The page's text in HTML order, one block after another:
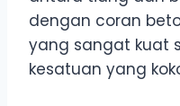
dengan coran
yang sangat kuat
kesatuan yang